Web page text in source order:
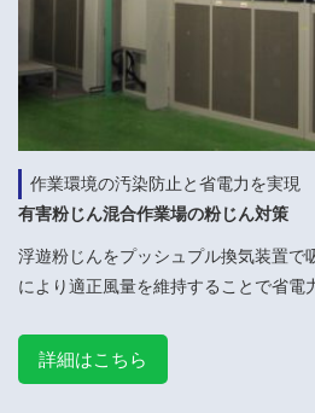
作業環境の汚染防止と省電力を実現
有害粉じん混合作業場の粉じん対策
浮遊粉じんをプッシュプル換気装置で
により適正風量を維持することで省電
詳細はこちら